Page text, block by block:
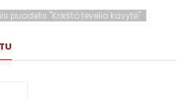
puodelis "Krikšto tėvelio kavytė"